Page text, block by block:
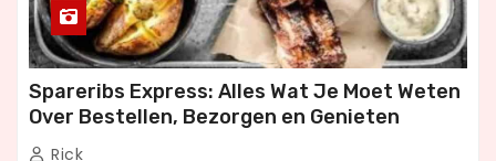
Spareribs Express: Alles Wat Je Moet Weten
Over Bestellen, Bezorgen en Genieten
Rick